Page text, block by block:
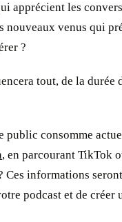
apprécient les
nouveaux venus qui
?
tout, de la durée
public consomme
, en parcourant TikTok
Ces informations seront
podcast et de créer